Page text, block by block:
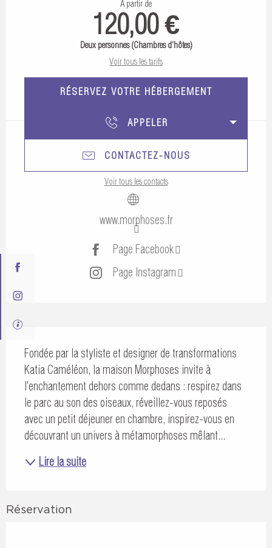
À partir de
120,00 €
Deux personnes (Chambres d'hôtes)
Voir tous les tarifs
RÉSERVEZ VOTRE HÉBERGEMENT
APPELER
CONTACTEZ-NOUS
Voir tous les contacts
www.morphoses.fr
Page Facebook
Page Instagram
Description
Fondée par la styliste et designer de transformations
Katia Caméléon, la maison Morphoses invite à
l'enchantement dehors comme dedans : respirez dans
le parc au son des oiseaux, réveillez-vous reposés
avec un petit déjeuner en chambre, inspirez-vous en
découvrant un univers à métamorphoses mêlant...
Lire la suite
Réservation